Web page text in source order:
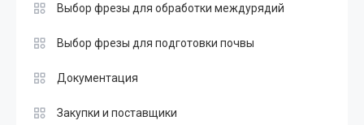
Выбор фрезы для обработки междурядий
Выбор фрезы для подготовки почвы
Документация
Закупки и поставщики